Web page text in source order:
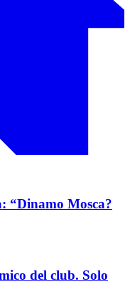
“Dinamo Mosca?
del club. Solo